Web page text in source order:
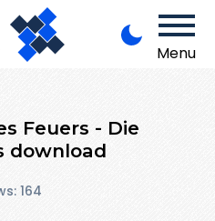
Menu
Feuers - Die
download
164